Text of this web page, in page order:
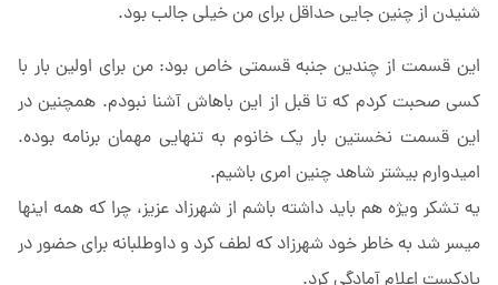
شنیدن از چنین جایی حداقل برای من خیلی جالب بود.
این قسمت از چندین جنبه قسمتی خاص بود: من برای اولین بار با
کسی صحبت کردم که تا قبل از این باهاش آشنا نبودم. همچنین در
این قسمت نخستین بار یک خانوم به تنهایی مهمان برنامه بوده.
امیدوارم بیشتر شاهد چنین امری باشیم.
یه تشکر ویژه هم باید داشته باشم از شهرزاد عزیز، چرا که همه اینها
میسر شد به خاطر خود شهرزاد که لطف کرد و داوطلبانه برای حضور در